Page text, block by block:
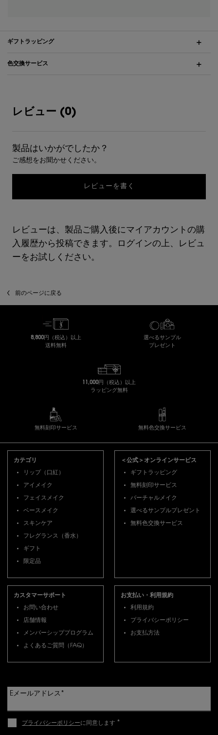
ギフトラッピング
色交換サービス
レビュー (0)
製品はいかがでしたか？
ご感想をお聞かせください。
レビューを書く
レビューは、製品ご購入後にマイアカウントの購
入履歴から投稿できます。ログインの上、レビュ
ーをお試しください。
前のページに戻る
8,800円（税込）以上
送料無料
選べるサンプル
プレゼント
11,000円（税込）以上
ラッピング無料
無料刻印サービス 無料色交換サービス
カテゴリ
リップ（口紅）
アイメイク
フェイスメイク
ベースメイク
スキンケア
フレグランス（香水）
ギフト
限定品
＜公式＞オンラインサービス
ギフトラッピング
無料刻印サービス
バーチャルメイク
選べるサンプルプレゼント
無料色交換サービス
カスタマーサポート
お問い合わせ
店舗情報
メンバーシッププログラム
よくあるご質問（FAQ）
お支払い・利用規約
利用規約
プライバシーポリシー
お支払方法
Eメールアドレス *
プライバシーポリシーに同意します *